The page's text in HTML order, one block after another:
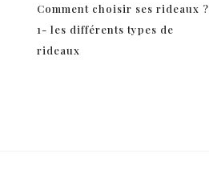
Comment choisir ses rideaux ?
1- les différents types de
rideaux